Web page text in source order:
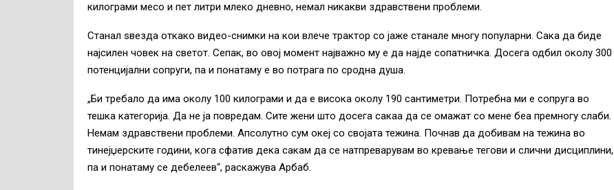
килограми месо и пет литри млеко дневно, немал никакви здравствени проблеми.
Станал ѕвезда откако видео-снимки на кои влече трактор со јаже станале многу популарни. Сака да биде
најсилен човек на светот. Сепак, во овој момент најважно му е да најде сопатничка. Досега одбил околу 300
потенцијални сопруги, па и понатаму е во потрага по сродна душа.
„Би требало да има околу 100 килограми и да е висока околу 190 сантиметри. Потребна ми е сопруга во
тешка категорија. Да не ја повредам. Сите жени што досега сакаа да се омажат со мене беа премногу слаби.
Немам здравствени проблеми. Апсолутно сум океј со својата тежина. Почнав да добивам на тежина во
тинејџерските години, кога сфатив дека сакам да се натпреварувам во кревање тегови и слични дисциплини,
па и понатаму се дебелеев“, раскажува Арбаб.